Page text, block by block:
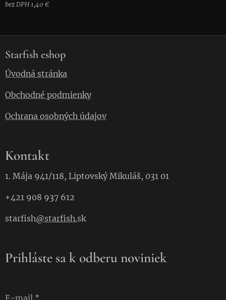
bez DPH 1,40 €
Starfish eshop
Úvodná stránka
Obchodné podmienky
Ochrana osobných údajov
Kontakt
1. Mája 941/118, Liptovský Mikuláš, 031 01
+421 908 937 612
starfish@starfish.sk
Prihláste sa k odberu noviniek
E-mail